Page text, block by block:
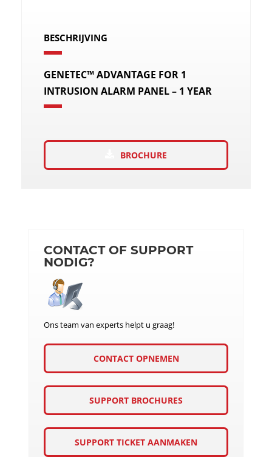
BESCHRIJVING
GENETEC™ ADVANTAGE FOR 1
INTRUSION ALARM PANEL – 1 YEAR
BROCHURE
CONTACT OF SUPPORT
NODIG?
Ons team van experts helpt u graag!
CONTACT OPNEMEN
SUPPORT BROCHURES
SUPPORT TICKET AANMAKEN